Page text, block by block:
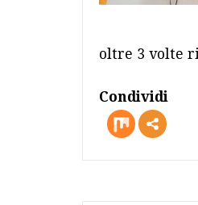
oltre 3 volte
Condividi